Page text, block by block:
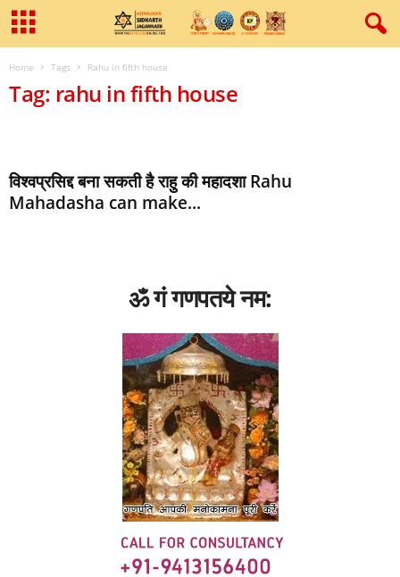
Home Tags Rahu in fifth house
Tag: rahu in fifth house
विश्वप्रसिद्द बना सकती है राहु की महादशा Rahu
Mahadasha can make...
ॐ गं गणपतये नम: